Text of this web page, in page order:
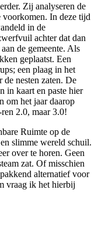
Zij analyseren de
In deze tijd
in de
achter dat dan
de gemeente. Als
geplaatst. Een
een plaag in het
de nesten zaten. De
in kaart en paste hier
om het jaar daarop
2.0, maar 3.0!
Ruimte op de
slimme wereld schuil.
over te horen. Geen
zat. Of misschien
alternatief voor
vraag ik het hierbij